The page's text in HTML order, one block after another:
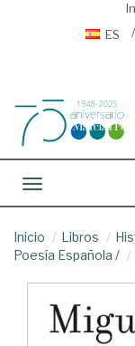
ES
Toggle navigation
Inicio Libros
Poesía Española /